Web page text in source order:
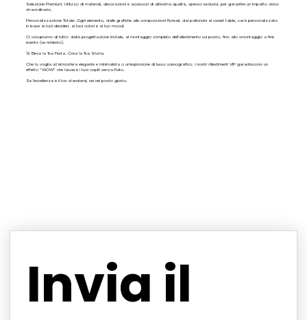
Selezione Premium: Utilizzo di materiali, decorazioni e accessori di altissima qualità, spesso esclusivi, per garantire un impatto visivo
straordinario.
Personalizzazione Totale: Ogni elemento, dalle grafiche alle composizioni floreali, dai palloncini al sweet table, sarà personalizzato
in base ai tuoi desideri, ai tuoi colori e al tuo mood.
Ci occupiamo di tutto: dalla progettazione iniziale, al montaggio completo dell'allestimento sul posto, fino allo smontaggio a fine
evento (se richiesto).
🚀 Eleva la Tua Festa. Crea la Tua Storia.
Che tu voglia un'atmosfera elegante e minimalista o un'esplosione di lusso scenografico, i nostri Allestimenti VIP garantiscono un
effetto "WOW" che lascerà i tuoi ospiti senza fiato.
Se l'eccellenza è il tuo standard, sei nel posto giusto.
Invia il